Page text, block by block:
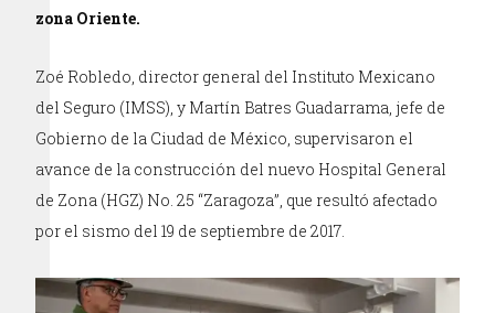
zona Oriente.
Zoé Robledo, director general del Instituto Mexicano
del Seguro (IMSS), y Martín Batres Guadarrama, jefe de
Gobierno de la Ciudad de México, supervisaron el
avance de la construcción del nuevo Hospital General
de Zona (HGZ) No. 25 “Zaragoza”, que resultó afectado
por el sismo del 19 de septiembre de 2017.